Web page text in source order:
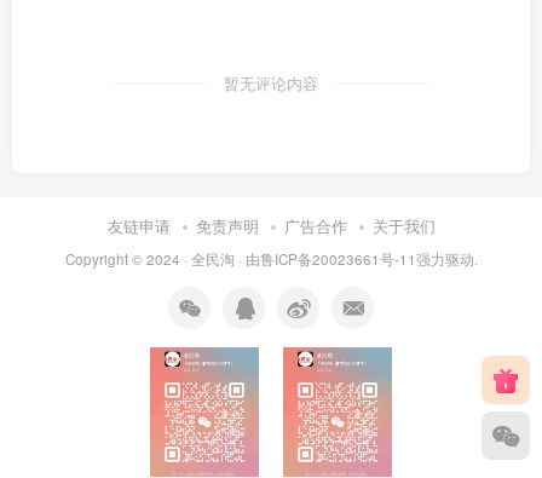
暂无评论内容
友链申请 免责声明 广告合作 关于我们
Copyright © 2024 · 全民淘 · 由鲁ICP备20023661号-11强力驱动.